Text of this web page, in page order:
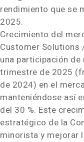
rendimiento que se
2025.
Crecimiento del
Customer Solutions
una participación
trimestre de 2025
de 2024) en el
manteniéndose así
del 30 %. Este
estratégico de la
minorista y mejorar